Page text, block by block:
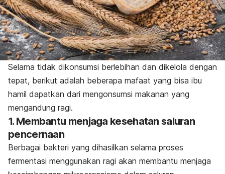
Selama tidak dikonsumsi berlebihan dan dikelola dengan
tepat, berikut adalah beberapa mafaat yang bisa ibu
hamil dapatkan dari mengonsumsi makanan yang
mengandung ragi.
1. Membantu menjaga kesehatan saluran
pencernaan
Berbagai bakteri yang dihasilkan selama proses
fermentasi menggunakan ragi akan membantu menjaga